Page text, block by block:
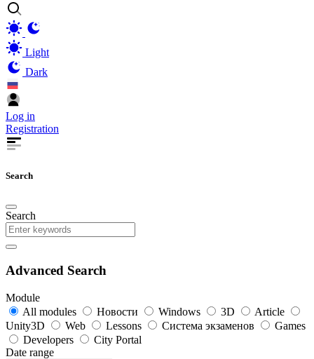
Light
Dark
Log in
Registration
Search
Search
Advanced Search
Module
All modules
Новости Windows 3D
Article
Unity3D
Web Lessons Система экзаменов
Games
Developers
City Portal
Date range